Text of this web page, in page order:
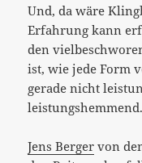
Und, da wäre
Erfahrung kann
den
ist, wie jede Form
gerade nicht
leistungshemmend.
Jens Berger von